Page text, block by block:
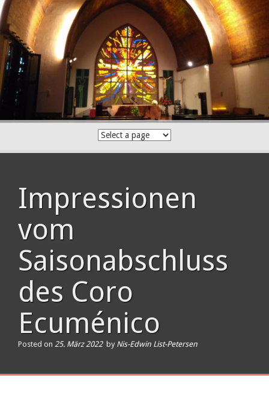
Skip
to
content
Impressionen
vom
Saisonabschluss
des Coro
Ecuménico
Posted on 25. März 2022 by Nis-Edwin List-Petersen